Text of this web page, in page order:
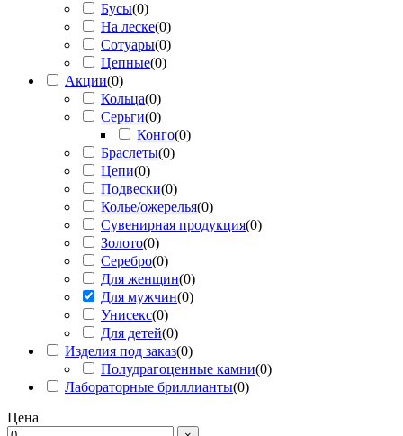
Бусы(0)
На леске(0)
Сотуары(0)
Цепные(0)
Акции(0)
Кольца(0)
Серьги(0)
Конго(0)
Браслеты(0)
Цепи(0)
Подвески(0)
Колье/ожерелья(0)
Сувенирная продукция(0)
Золото(0)
Серебро(0)
Для женщин(0)
Для мужчин(0)
Унисекс(0)
Для детей(0)
Изделия под заказ(0)
Полудрагоценные камни(0)
Лабораторные бриллианты(0)
Цена